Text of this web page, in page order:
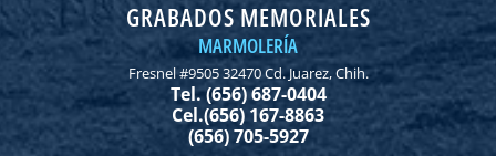
GRABADOS MEMORIALES
MARMOLERÍA
Fresnel #9505 32470 Cd. Juarez, Chih.
Tel. (656) 687-0404
Cel.(656) 167-8863
(656) 705-5927